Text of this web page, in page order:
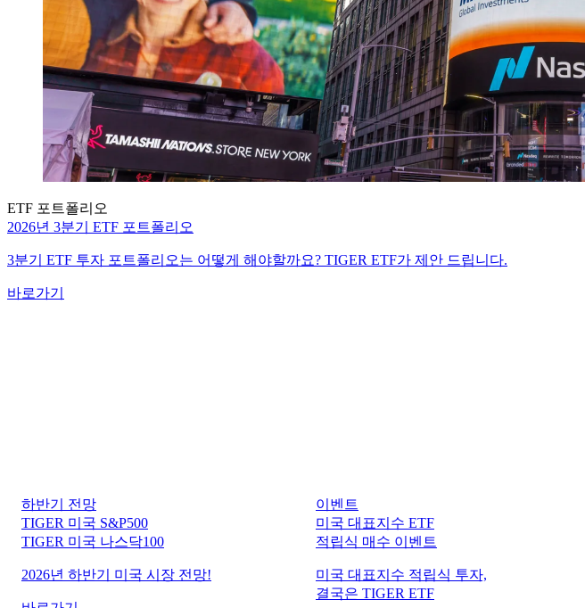
ETF 포트폴리오
2026년 3분기 ETF 포트폴리오
3분기 ETF 투자 포트폴리오는 어떻게 해야할까요? TIGER ETF가 제안 드립니다.
바로가기
하반기 전망
TIGER 미국 S&P500
TIGER 미국 나스닥100
2026년 하반기 미국 시장 전망!
이벤트
미국 대표지수 ETF
적립식 매수 이벤트
미국 대표지수 적립식 투자,
결국은 TIGER ETF